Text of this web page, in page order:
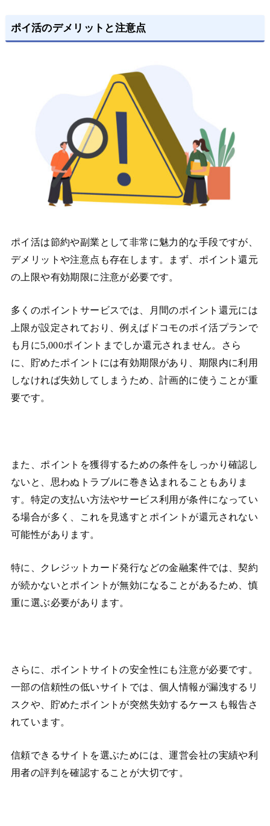
ポイ活のデメリットと注意点
ポイ活は節約や副業として非常に魅力的な手段ですが、
デメリットや注意点も存在します。まず、ポイント還元
の上限や有効期限に注意が必要です。
多くのポイントサービスでは、月間のポイント還元には
上限が設定されており、例えばドコモのポイ活プランで
も月に5,000ポイントまでしか還元されません。さら
に、貯めたポイントには有効期限があり、期限内に利用
しなければ失効してしまうため、計画的に使うことが重
要です。
また、ポイントを獲得するための条件をしっかり確認し
ないと、思わぬトラブルに巻き込まれることもありま
す。特定の支払い方法やサービス利用が条件になってい
る場合が多く、これを見逃すとポイントが還元されない
可能性があります。
特に、クレジットカード発行などの金融案件では、契約
が続かないとポイントが無効になることがあるため、慎
重に選ぶ必要があります。
さらに、ポイントサイトの安全性にも注意が必要です。
一部の信頼性の低いサイトでは、個人情報が漏洩するリ
スクや、貯めたポイントが突然失効するケースも報告さ
れています。
信頼できるサイトを選ぶためには、運営会社の実績や利
用者の評判を確認することが大切です。